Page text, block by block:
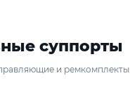
суппорты
и ремкомплекты.